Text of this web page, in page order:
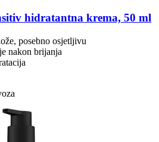
hidratantna krema, 50 ml
posebno osjetljivu
nakon brijanja